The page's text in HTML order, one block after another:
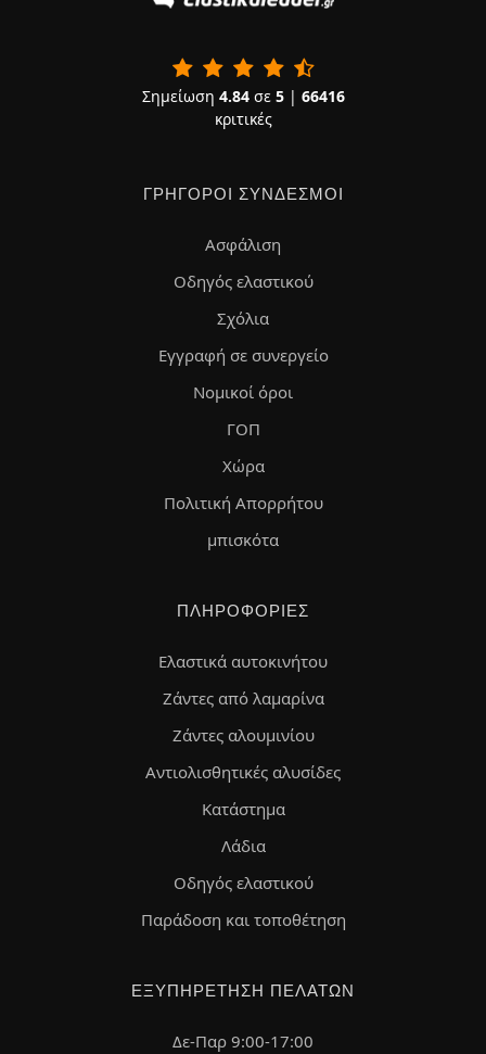
Σημείωση 4.84σε 5| 66416
κριτικές
ΓΡΉΓΟΡΟΙ ΣΎΝΔΕΣΜΟΙ
Ασφάλιση
Οδηγός ελαστικού
Σχόλια
Εγγραφή σε συνεργείο
Νομικοί όροι
ΓΟΠ
Χώρα
Πολιτική Απορρήτου
μπισκότα
ΠΛΗΡΟΦΟΡΊΕΣ
Ελαστικά αυτοκινήτου
Ζάντες από λαμαρίνα
Ζάντες αλουμινίου
Αντιολισθητικές αλυσίδες
Κατάστημα
Λάδια
Οδηγός ελαστικού
Παράδοση και τοποθέτηση
ΕΞΥΠΗΡΈΤΗΣΗ ΠΕΛΑΤΏΝ
Δε-Παρ 9:00-17:00